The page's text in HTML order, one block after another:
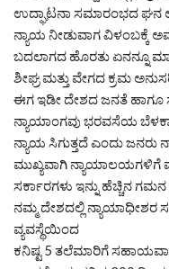
ಉದ್ಘಾಟನಾ ಸಮಾರಂಭದ ಘನ
ನ್ಯಾಯ ನೀಡುವಾಗ ವಿಳಂಬಕ್ಕೆ
ಬದಲಾಗದ ಹೊರತು ಏನನ್ನೂ
ಶೀಘ್ರ ಮತ್ತು ವೇಗದ ಕ್ರಮ
ಈಗ ಇಡೀ ದೇಶದ ಜನತೆ ಹಾಗೂ
ನ್ಯಾಯಾಂಗವು ಭರವಸೆಯ
ನ್ಯಾಯ ಸಿಗುತ್ತದೆ ಎಂದು
ಮುಖ್ಯವಾಗಿ ನ್ಯಾಯಾಲಯಗಳಿಗೆ
ಸರ್ಕಾರಗಳು ಇನ್ನು ಹೆಚ್ಚಿನ
ನಮ್ಮ ದೇಶದಲ್ಲಿ
ವ್ಯವಸ್ಥೆಯಿಂದ
ಕನಿಷ್ಟ 5 ತಲೆಮಾರಿಗೆ